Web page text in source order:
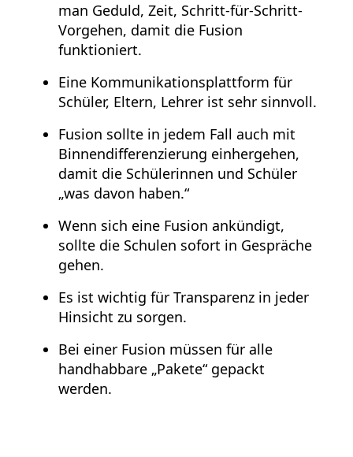
man Geduld, Zeit, Schritt-für-Schritt-
Vorgehen, damit die Fusion
funktioniert.
Eine Kommunikationsplattform für
Schüler, Eltern, Lehrer ist sehr sinnvoll.
Fusion sollte in jedem Fall auch mit
Binnendifferenzierung einhergehen,
damit die Schülerinnen und Schüler
„was davon haben.“
Wenn sich eine Fusion ankündigt,
sollte die Schulen sofort in Gespräche
gehen.
Es ist wichtig für Transparenz in jeder
Hinsicht zu sorgen.
Bei einer Fusion müssen für alle
handhabbare „Pakete“ gepackt
werden.